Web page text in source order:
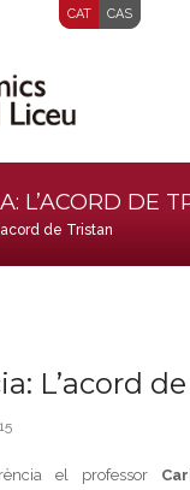
CAT CAS
L’ACORD DE
de Tristan
L’acord
el professor